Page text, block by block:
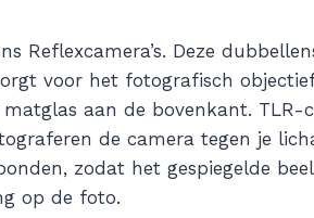
Reflexcamera’s. Deze
voor het fotografisch
aan de bovenkant. TLR-
de camera tegen je
zodat het gespiegelde
op de foto.